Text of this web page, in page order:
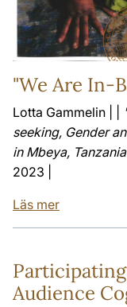
"We Are In-
Lotta Gammelin | |
seeking, Gender
in Mbeya,
2023 |
Läs mer
Audience